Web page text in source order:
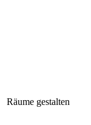
Räume gestalten